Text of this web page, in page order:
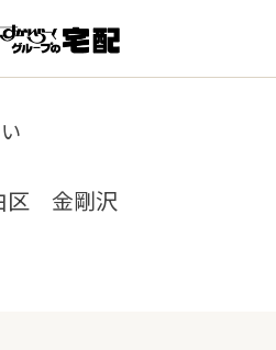
区 金剛沢